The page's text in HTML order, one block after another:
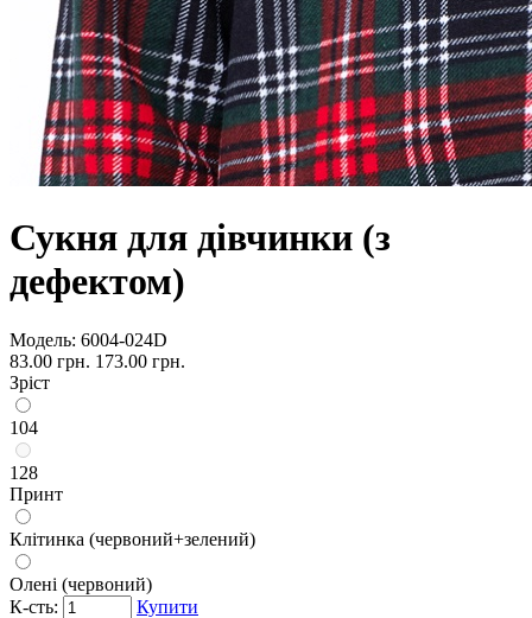
Сукня для дівчинки (з
дефектом)
Модель: 6004-024D
83.00 грн. 173.00 грн.
Зріст
104
128
Принт
Клітинка (червоний+зелений)
Олені (червоний)
К-сть:
Купити